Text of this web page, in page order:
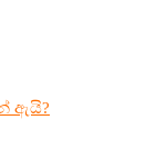
ඇයි?